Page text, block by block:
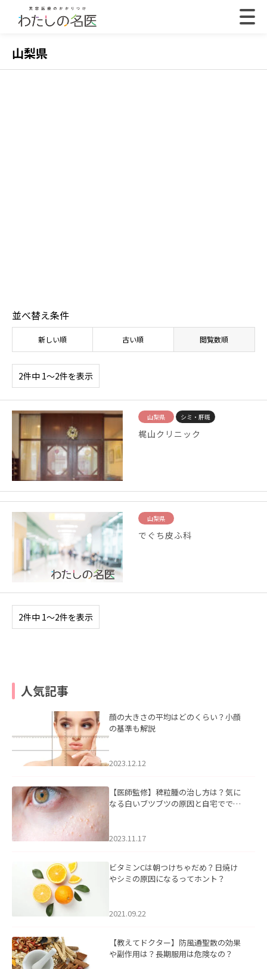
山梨県
並べ替え条件
新しい順 古い順 閲覧数順
2件中 1〜2件を表示
山梨県 シミ・肝斑
梶山クリニック
山梨県
でぐち皮ふ科
2件中 1〜2件を表示
人気記事
顔の大きさの平均はどのくらい？小顔
の基準も解説
2023.12.12
【医師監修】稗粒腫の治し方は？気に
なる白いブツブツの原因と自宅ででき
2023.11.17
ビタミンCは朝つけちゃだめ？日焼け
やシミの原因になるってホント？
2021.09.22
【教えてドクター】防風通聖散の効果
や副作用は？長期服用は危険なの？